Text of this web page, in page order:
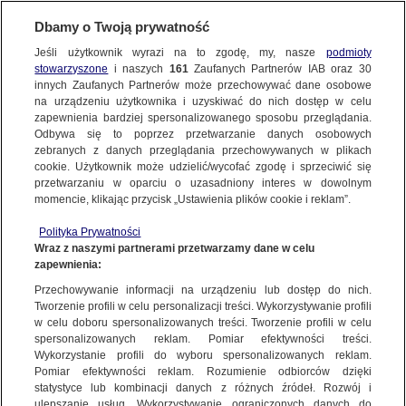
KONTAKT24|NAJNOWSZE
Kwietniowa zima nie odpuszcza. Wasze
pogodowe relacje
2 KWIETNIA 2022 10:43
KONTAKT24
Wyślij Materiał
WYŚLIJ MATERIAŁ
NAJNOWSZE
GORĄCE TEMATY
WIĘCEJ
KANAŁY
Dzień dobry!
Jedno konto do wszystkich usług
Dbamy o Twoją prywatność
Jeśli użytkownik wyrazi na to zgodę, my, nasze podmioty
stowarzyszone i naszych 161Zaufanych Partnerów IAB oraz 30
innych Zaufanych Partnerów może przechowywać dane osobowe
na urządzeniu użytkownika i uzyskiwać do nich dostęp w celu
zapewnienia bardziej spersonalizowanego sposobu przeglądania.
Odbywa się to poprzez przetwarzanie danych osobowych
zebranych z danych przeglądania przechowywanych w plikach
cookie. Użytkownik może udzielić/wycofać zgodę i sprzeciwić się
przetwarzaniu w oparciu o uzasadniony interes w dowolnym
momencie, klikając przycisk „Ustawienia plików cookie i reklam”.
Polityka Prywatności
Wraz z naszymi partnerami przetwarzamy dane w celu
zapewnienia:
Przechowywanie informacji na urządzeniu lub dostęp do nich.
Tworzenie profili w celu personalizacji treści. Wykorzystywanie profili
w celu doboru spersonalizowanych treści. Tworzenie profili w celu
spersonalizowanych reklam. Pomiar efektywności treści.
Wykorzystanie profili do wyboru spersonalizowanych reklam.
Pomiar efektywności reklam. Rozumienie odbiorców dzięki
statystyce lub kombinacji danych z różnych źródeł. Rozwój i